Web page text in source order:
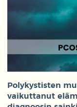
Polykystisten
vaikuttanut